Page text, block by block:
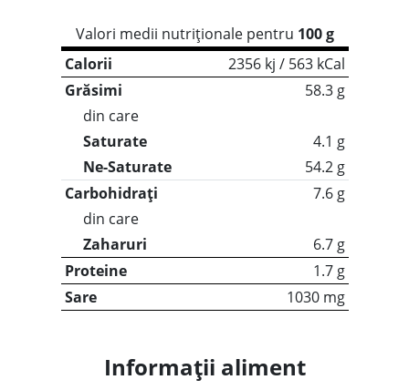
Valori medii nutriționale pentru 100 g
Calorii
2356 kj / 563 kCal
Grăsimi
58.3 g
din care
Saturate
4.1 g
Ne-Saturate
54.2 g
Carbohidrați
7.6 g
din care
Zaharuri
6.7 g
Proteine
1.7 g
Sare
1030 mg
Informații aliment